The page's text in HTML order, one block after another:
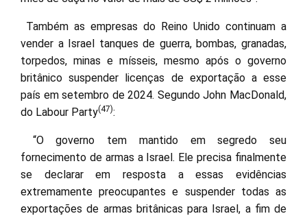
Também as empresas do Reino Unido continuam a
vender a Israel tanques de guerra, bombas, granadas,
torpedos, minas e mísseis, mesmo após o governo
britânico suspender licenças de exportação a esse
país em setembro de 2024. Segundo John MacDonald,
do Labour Party(47):
“O governo tem mantido em segredo seu
fornecimento de armas a Israel. Ele precisa finalmente
se declarar em resposta a essas evidências
extremamente preocupantes e suspender todas as
exportações de armas britânicas para Israel, a fim de